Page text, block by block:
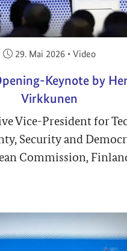
Veröffentlicht am:
29. Mai 2026 • Video
Keynote by
Virkkunen
Vice-President for
Security and
Commission,